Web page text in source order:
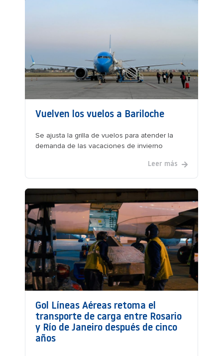
Vuelven los vuelos a Bariloche
Se ajusta la grilla de vuelos para atender la
demanda de las vacaciones de invierno
Leer más
Gol Líneas Aéreas retoma el
transporte de carga entre Rosario
y Río de Janeiro después de cinco
años